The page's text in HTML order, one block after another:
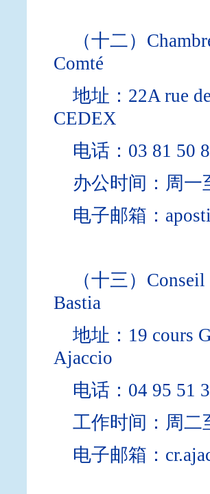
（十二）
Comté
地址：22A rue
CEDEX
电话：03 81 50
办公时间：周一
电子邮箱：
（十三）
Bastia
地址：19 cours
Ajaccio
电话：04 95 51
工作时间：周二
电子邮箱：